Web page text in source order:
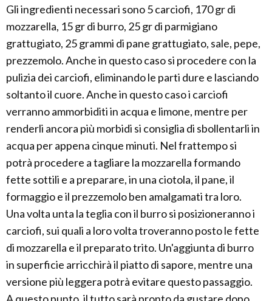
Gli ingredienti necessari sono 5 carciofi, 170 gr di
mozzarella, 15 gr di burro, 25 gr di parmigiano
grattugiato, 25 grammi di pane grattugiato, sale, pepe,
prezzemolo. Anche in questo caso si procedere con la
pulizia dei carciofi, eliminando le parti dure e lasciando
soltanto il cuore. Anche in questo caso i carciofi
verranno ammorbiditi in acqua e limone, mentre per
renderli ancora più morbidi si consiglia di sbollentarli in
acqua per appena cinque minuti. Nel frattempo si
potrà procedere a tagliare la mozzarella formando
fette sottili e a preparare, in una ciotola, il pane, il
formaggio e il prezzemolo ben amalgamati tra loro.
Una volta unta la teglia con il burro si posizioneranno i
carciofi, sui quali a loro volta troveranno posto le fette
di mozzarella e il preparato trito. Un'aggiunta di burro
in superficie arricchirà il piatto di sapore, mentre una
versione più leggera potrà evitare questo passaggio.